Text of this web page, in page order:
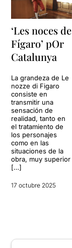
‘Les noces de
Fígaro’ pOr
Catalunya
La grandeza de Le
nozze di Figaro
consiste en
transmitir una
sensación de
realidad, tanto en
el tratamiento de
los personajes
como en las
situaciones de la
obra, muy superior
[…]
17 octubre 2025